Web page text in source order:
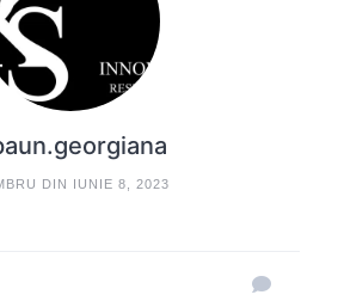
DIN IUNIE 8, 2023